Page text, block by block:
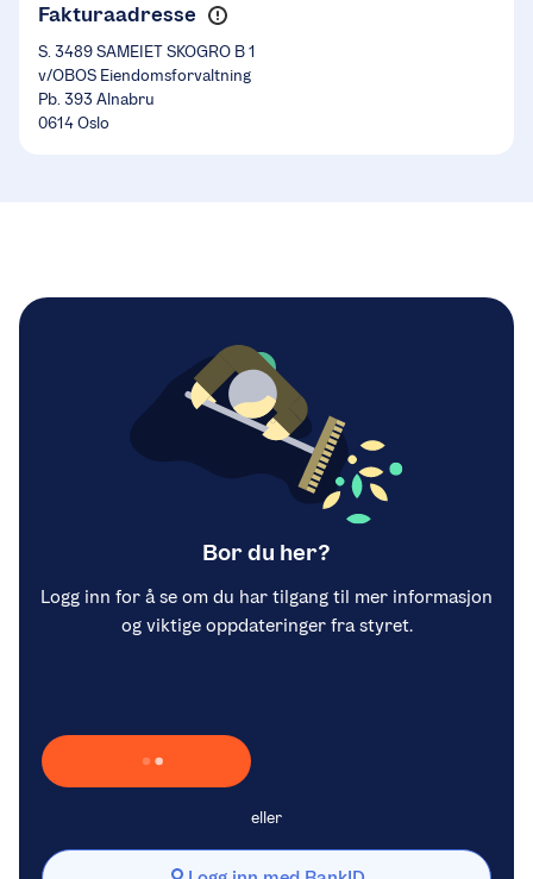
Fakturaadresse
S. 3489 SAMEIET SKOGRO B 1
v/OBOS Eiendomsforvaltning
Pb. 393 Alnabru
0614 Oslo
Bor du her?
Logg inn for å se om du har tilgang til mer informasjon
og viktige oppdateringer fra styret.
Laster inn Vipps …
eller